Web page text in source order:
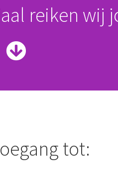
reiken wij
tot: